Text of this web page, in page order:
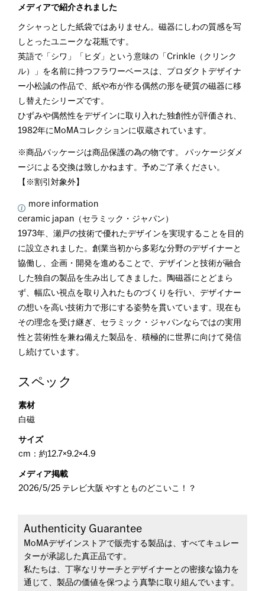
メディアで紹介されました
クシャっとした紙袋ではありません。磁器にしわの質感を写
しとったユニークな花瓶です。
英語で「シワ」「ヒダ」という意味の「Crinkle（クリンク
ル）」を名前に持つフラワーベースは、プロダクトデザイナ
ー小松誠の作品で、紙や布が作る偶然の形を硬質の磁器に移
し替えたシリーズです。
ひずみや偶然性をデザインに取り入れた独創性が評価され、
1982年にMoMAコレクションに収蔵されています。
※商品パッケージは商品保護の為の物です。 パッケージダメ
ージによる交換は致しかねます。予めご了承ください。
【※割引対象外】
more information
ceramic japan（セラミック・ジャパン）
1973年、瀬戸の技術で優れたデザインを実現することを目的
に設立されました。創業当初から多彩な分野のデザイナーと
協働し、企画・開発を進めることで、デザインと技術が融合
した独自の製品を生み出してきました。陶磁器にとどまら
ず、幅広い視点を取り入れたものづくりを行い、デザイナー
の想いを高い技術力で形にする姿勢を貫いています。現在も
その理念を受け継ぎ、セラミック・ジャパンならではの実用
性と芸術性を兼ね備えた製品を、積極的に世界に向けて発信
し続けています。
スペック
素材
白磁
サイズ
cm：約12.7×9.2×4.9
メディア掲載
2026/5/25 テレビ大阪 やすとものどこいこ！？
Authenticity Guarantee
MoMAデザインストアで販売する製品は、すべてキュレー
ターが承認した真正品です。
私たちは、丁寧なリサーチとデザイナーとの密接な協力を
通じて、製品の価値を保つよう真摯に取り組んでいます。